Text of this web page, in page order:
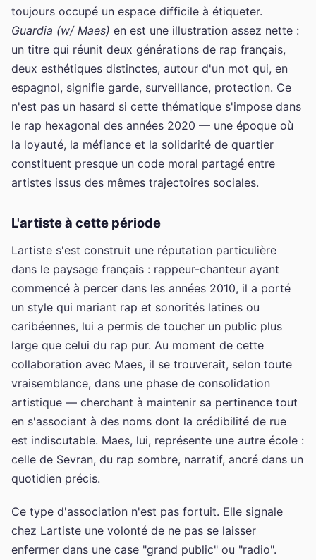
toujours occupé un espace difficile à étiqueter.
Guardia (w/ Maes) en est une illustration assez nette :
un titre qui réunit deux générations de rap français,
deux esthétiques distinctes, autour d'un mot qui, en
espagnol, signifie garde, surveillance, protection. Ce
n'est pas un hasard si cette thématique s'impose dans
le rap hexagonal des années 2020 — une époque où
la loyauté, la méfiance et la solidarité de quartier
constituent presque un code moral partagé entre
artistes issus des mêmes trajectoires sociales.
L'artiste à cette période
Lartiste s'est construit une réputation particulière
dans le paysage français : rappeur-chanteur ayant
commencé à percer dans les années 2010, il a porté
un style qui mariant rap et sonorités latines ou
caribéennes, lui a permis de toucher un public plus
large que celui du rap pur. Au moment de cette
collaboration avec Maes, il se trouverait, selon toute
vraisemblance, dans une phase de consolidation
artistique — cherchant à maintenir sa pertinence tout
en s'associant à des noms dont la crédibilité de rue
est indiscutable. Maes, lui, représente une autre école :
celle de Sevran, du rap sombre, narratif, ancré dans un
quotidien précis.
Ce type d'association n'est pas fortuit. Elle signale
chez Lartiste une volonté de ne pas se laisser
enfermer dans une case "grand public" ou "radio".